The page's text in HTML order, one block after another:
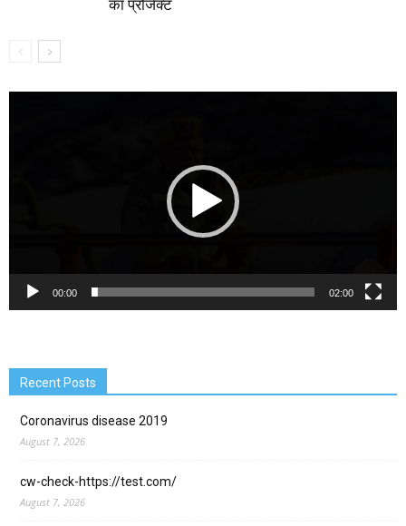
का प्रोजेक्ट
00:00 02:00
Recent Posts
Coronavirus disease 2019
August 7, 2026
cw-check-https://test.com/
August 7, 2026